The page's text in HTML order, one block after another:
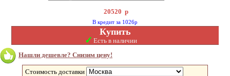
20520 р
В кредит за 1026р
Купить
✓ Есть в наличии
Нашли дешевле? Снизим цену!
Стоимость доставки